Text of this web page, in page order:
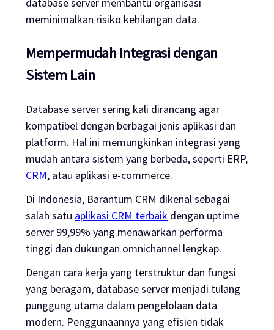
database server membantu organisasi
meminimalkan risiko kehilangan data.
Mempermudah Integrasi dengan
Sistem Lain
Database server sering kali dirancang agar
kompatibel dengan berbagai jenis aplikasi dan
platform. Hal ini memungkinkan integrasi yang
mudah antara sistem yang berbeda, seperti ERP,
CRM, atau aplikasi e-commerce.
Di Indonesia, Barantum CRM dikenal sebagai
salah satu aplikasi CRM terbaik dengan uptime
server 99,99% yang menawarkan performa
tinggi dan dukungan omnichannel lengkap.
Dengan cara kerja yang terstruktur dan fungsi
yang beragam, database server menjadi tulang
punggung utama dalam pengelolaan data
modern. Penggunaannya yang efisien tidak